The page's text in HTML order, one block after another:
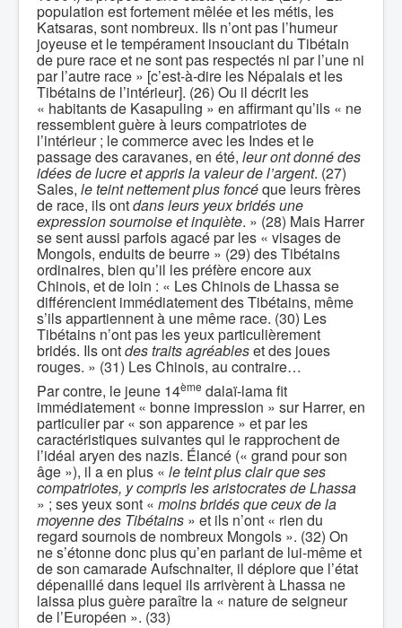
population est fortement mêlée et les métis, les
Katsaras, sont nombreux. Ils n’ont pas l’humeur
joyeuse et le tempérament insouciant du Tibétain
de pure race et ne sont pas respectés ni par l’une ni
par l’autre race » [c’est-à-dire les Népalais et les
Tibétains de l’intérieur]. (26) Ou il décrit les
« habitants de Kasapuling » en affirmant qu’ils « ne
ressemblent guère à leurs compatriotes de
l’intérieur ; le commerce avec les Indes et le
passage des caravanes, en été, leur ont donné des
idées de lucre et appris la valeur de l’argent. (27)
Sales, le teint nettement plus foncéque leurs frères
de race, ils ontdans leurs yeux bridés une
expression sournoise et inquiète. » (28) Mais Harrer
se sent aussi parfois agacé par les « visages de
Mongols, enduits de beurre » (29) des Tibétains
ordinaires, bien qu’il les préfère encore aux
Chinois, et de loin : « Les Chinois de Lhassa se
différencient immédiatement des Tibétains, même
s’ils appartiennent à une même race. (30) Les
Tibétains n’ont pas les yeux particulièrement
bridés. Ils ontdes traits agréableset des joues
rouges. » (31) Les Chinois, au contraire…
Par contre, le jeune 14ème dalaï-lama fit
immédiatement « bonne impression » sur Harrer, en
particulier par « son apparence » et par les
caractéristiques suivantes qui le rapprochent de
l’idéal aryen des nazis. Élancé (« grand pour son
âge »), il a en plus « le teint plus clair que ses
compatriotes, y compris les aristocrates de Lhassa
» ; ses yeux sont « moins bridés que ceux de la
moyenne des Tibétains » et ils n’ont « rien du
regard sournois de nombreux Mongols ». (32) On
ne s’étonne donc plus qu’en parlant de lui-même et
de son camarade Aufschnaiter, il déplore que l’état
dépenaillé dans lequel ils arrivèrent à Lhassa ne
laissa plus guère paraître la « nature de seigneur
de l’Européen ». (33)